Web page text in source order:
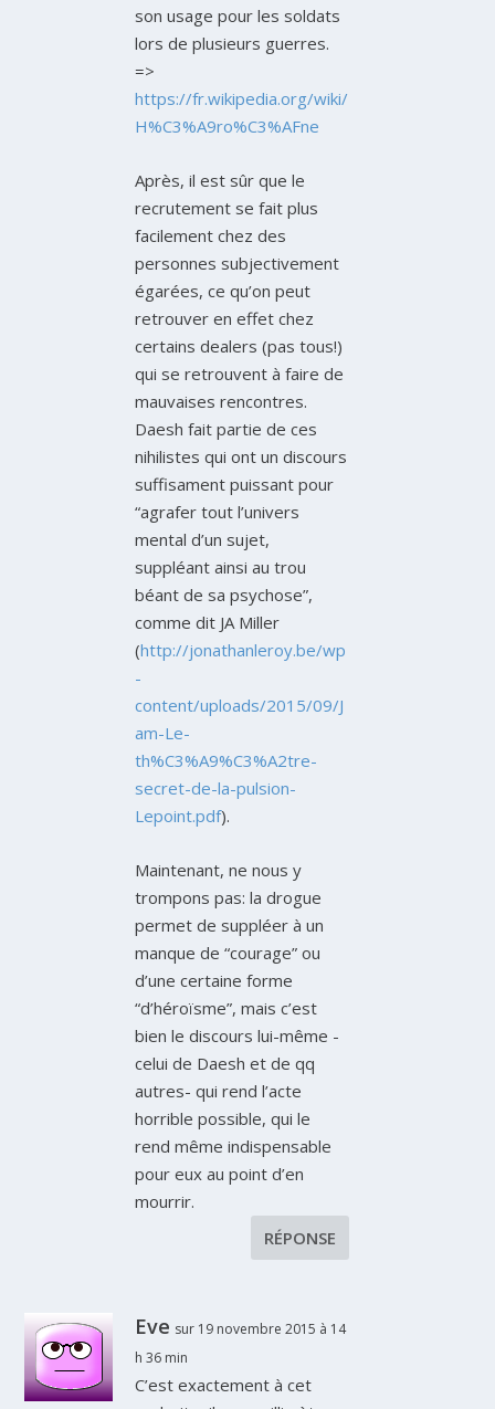
son usage pour les soldats
lors de plusieurs guerres.
=>
https://fr.wikipedia.org/wiki/
H%C3%A9ro%C3%AFne
Après, il est sûr que le
recrutement se fait plus
facilement chez des
personnes subjectivement
égarées, ce qu’on peut
retrouver en effet chez
certains dealers (pas tous!)
qui se retrouvent à faire de
mauvaises rencontres.
Daesh fait partie de ces
nihilistes qui ont un discours
suffisament puissant pour
“agrafer tout l’univers
mental d’un sujet,
suppléant ainsi au trou
béant de sa psychose”,
comme dit JA Miller
(http://jonathanleroy.be/wp
-
content/uploads/2015/09/J
am-Le-
th%C3%A9%C3%A2tre-
secret-de-la-pulsion-
Lepoint.pdf).
Maintenant, ne nous y
trompons pas: la drogue
permet de suppléer à un
manque de “courage” ou
d’une certaine forme
“d’héroïsme”, mais c’est
bien le discours lui-même -
celui de Daesh et de qq
autres- qui rend l’acte
horrible possible, qui le
rend même indispensable
pour eux au point d’en
mourrir.
RÉPONSE
Eve sur 19 novembre 2015 à 14
h 36 min
C’est exactement à cet